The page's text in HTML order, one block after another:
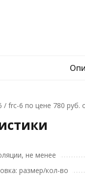
/ frc-6 по цене 780 руб.
не менее
размер/кол-во